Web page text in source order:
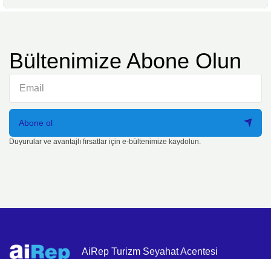
Bültenimize Abone Olun
Abone ol
Duyurular ve avantajlı fırsatlar için e-bültenimize kaydolun.
AiRep Turizm Seyahat Acentesi